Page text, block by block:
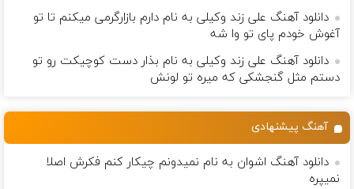
دانلود آهنگ علی زند وکیلی به نام دارم بازارگرمی میكنم تا تو
آغوش خودم پای تو وا شه
دانلود آهنگ علی زند وکیلی به نام بذار دست كوچیكت رو تو
دستم مثل گنجشكی كه میره تو لونش
آهنگ پیشنهادی
دانلود آهنگ اشوان به نام نمیدونم چیکار کنم فکرش اصلا
نمیپره